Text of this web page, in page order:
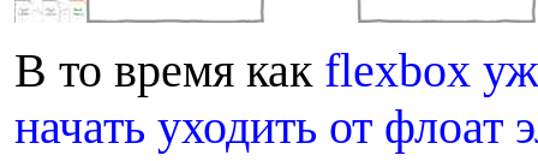
В то время как flexbox
начать уходить от флоат